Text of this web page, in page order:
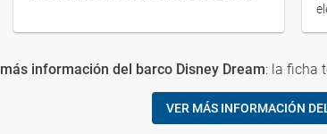
más información del barco Disney Dream: la ficha
VER MÁS INFORMACIÓN